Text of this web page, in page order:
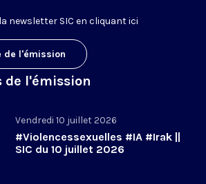
newsletter SIC en cliquant ici
de l'émission
de l'émission
Vendredi 10 juillet 2026
#Violencessexuelles #IA #Irak ||
SIC du 10 juillet 2026